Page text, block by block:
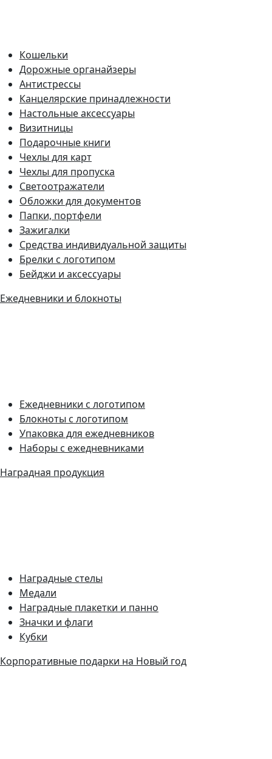
Кошельки
Дорожные органайзеры
Антистрессы
Канцелярские принадлежности
Настольные аксессуары
Визитницы
Подарочные книги
Чехлы для карт
Чехлы для пропуска
Светоотражатели
Обложки для документов
Папки, портфели
Зажигалки
Средства индивидуальной защиты
Брелки с логотипом
Бейджи и аксессуары
Ежедневники и блокноты
Ежедневники с логотипом
Блокноты с логотипом
Упаковка для ежедневников
Наборы с ежедневниками
Наградная продукция
Наградные стелы
Медали
Наградные плакетки и панно
Значки и флаги
Кубки
Корпоративные подарки на Новый год